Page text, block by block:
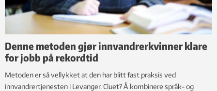
Denne metoden gjør innvandrerkvinner klare
for jobb på rekordtid
Metoden er så vellykket at den har blitt fast praksis ved
innvandrertjenesten i Levanger. Cluet? Å kombinere språk- og